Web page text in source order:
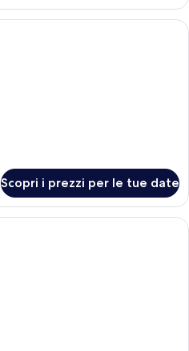
Un letto con una testiera beige e
Scopri i prezzi per le tue date
Camera d'albergo con due letti